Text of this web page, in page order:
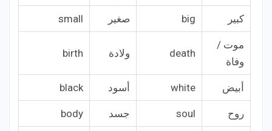
كبير big صغير small
موت /
وفاة
death ولادة birth
أبيض white أسود black
روح soul جسد body